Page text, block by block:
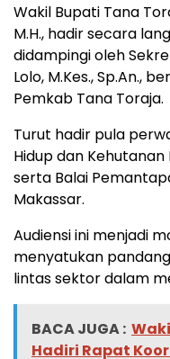
Wakil Bupati Tana
M.H., hadir secara
didampingi oleh
Lolo, M.Kes., Sp.An.,
Pemkab Tana Toraja.
Turut hadir pula
Hidup dan Kehutanan
serta Balai
Makassar.
Audiensi ini menjadi
menyatukan
lintas sektor dalam
BACA JUGA :
Hadiri Rapat